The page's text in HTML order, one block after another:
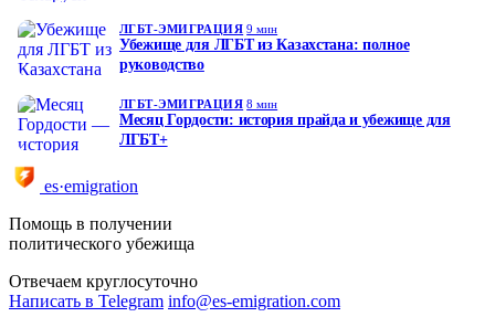
ЛГБТ-ЭМИГРАЦИЯ 9 мин
Убежище для ЛГБТ из Казахстана: полное
руководство
ЛГБТ-ЭМИГРАЦИЯ 8 мин
Месяц Гордости: история прайда и убежище для
ЛГБТ+
es·emigration
Помощь в получении
политического убежища
Отвечаем круглосуточно
Написать в Telegram info@es-emigration.com